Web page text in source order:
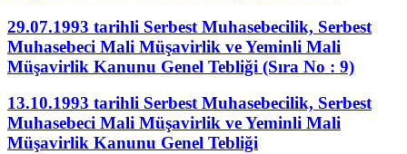
29.07.1993 tarihli Serbest Muhasebecilik, Serbest
Muhasebeci Mali Müşavirlik ve Yeminli Mali
Müşavirlik Kanunu Genel Tebliği (Sıra No : 9)
13.10.1993 tarihli Serbest Muhasebecilik, Serbest
Muhasebeci Mali Müşavirlik ve Yeminli Mali
Müşavirlik Kanunu Genel Tebliği